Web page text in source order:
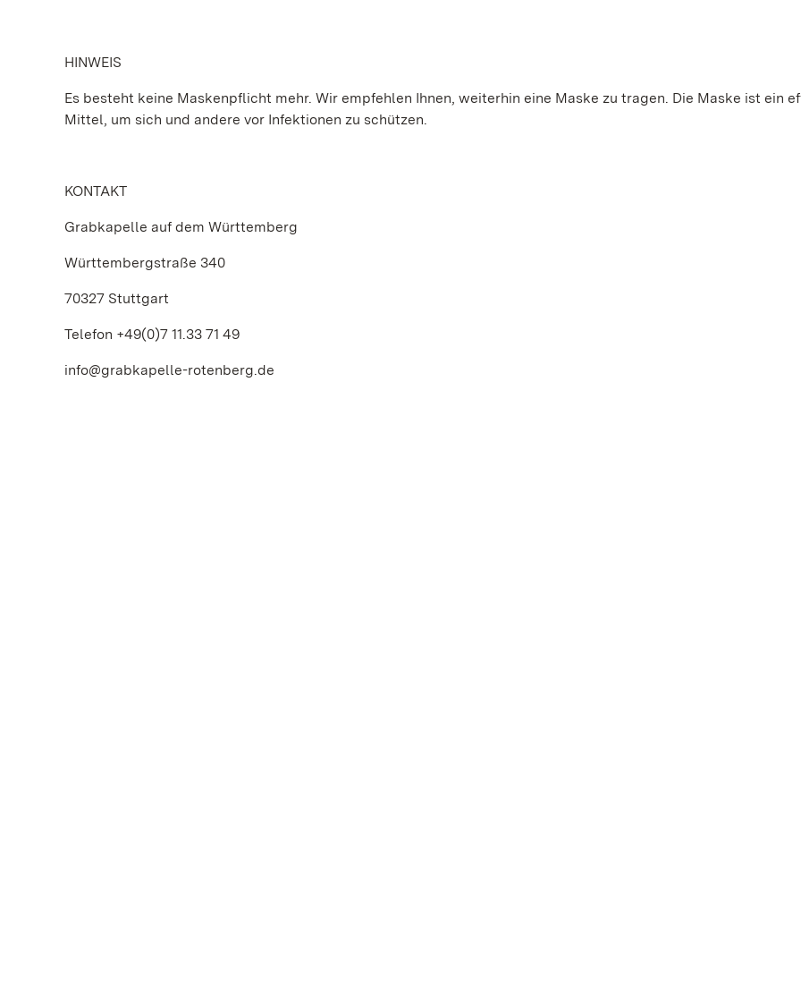
HINWEIS
Es besteht keine Maskenpflicht mehr. Wir empfehlen Ihnen, weiterhin eine Maske zu tragen. Die Maske ist ein
Mittel, um sich und andere vor Infektionen zu schützen.
KONTAKT
Grabkapelle auf dem Württemberg
Württembergstraße 340
70327 Stuttgart
Telefon +49(0)7 11.33 71 49
info@grabkapelle-rotenberg.de